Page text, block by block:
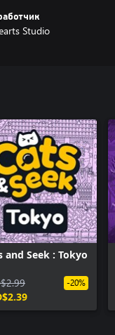
Studio
and Seek : Tokyo
-20%